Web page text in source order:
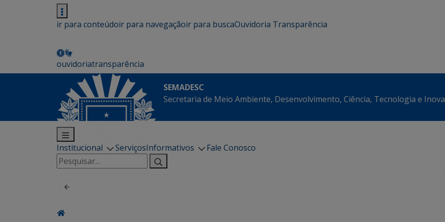
ir para conteúdoir para navegaçãoir para buscaOuvidoria Transparência
ouvidoriatransparência
SEMADESC
Secretaria de Meio Ambiente, Desenvolvimento, Ciência, Tecnologia e
Institucional ServiçosInformativos
Fale Conosco
Pesquisar
por: